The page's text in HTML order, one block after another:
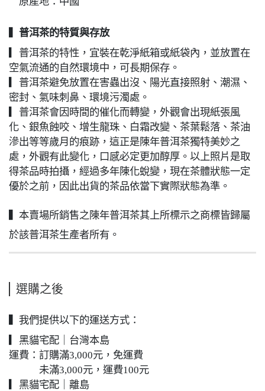
普洱茶的特質與存放
▎普洱茶的特性，宜裝在乾淨紙箱或紙袋內，並放置在
空氣流通的自然環境中，可長期保存。
▎普洱茶避免放置在害蟲出沒、陽光直接照射、潮濕、
密封、氣味刺鼻、環境污濁處。
▎普洱茶會因時間的催化而轉變，外觀會出現紙張風
化、銀魚蝕咬、增生龍珠、白霜改變、茶葉鬆落、茶油
滲出等等歲月的痕跡，這正是陳年普洱茶獨特美妙之
處，外觀有此變化，口感必定更加醇厚。以上照片是取
得茶品時拍攝，經過多年陳化蛻變，現在茶體狀態一定
優於之前，因此出貨的茶品依當下實際狀態為準。
▍本賣場所銷售之陳年普洱茶其上所標示之商標皆歸屬
於該普洱茶生產者所有。
選購之後
▍我們提供以下的運送方式：
▎黑貓宅配｜台灣本島
運費：訂購滿3,000元，免運費
未滿3,000元，運費100元
▎黑貓宅配｜離島